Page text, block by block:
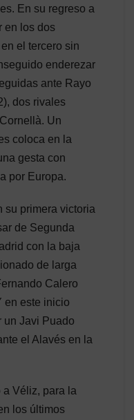
En su regreso a
en los dos
el tercero sin
enderezar
ante Rayo
dos rivales
Un
coloca en la
gesta con
por Europa.
su primera victoria
de Segunda
con la baja
de larga
Calero
en este inicio
un Javi Puado
el Alavés en la
a Véliz, para la
los últimos